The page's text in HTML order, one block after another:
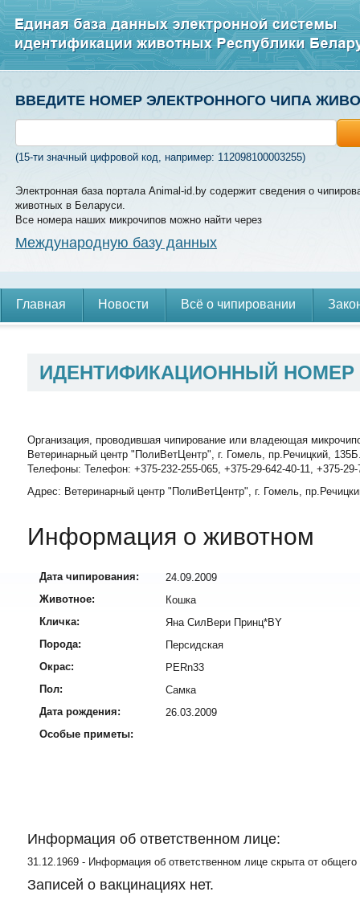
ВВЕДИТЕ НОМЕР ЭЛЕКТРОННОГО ЧИПА
(15-ти значный цифровой код, например: 112098100003255)
Электронная база портала Animal-id.by содержит сведения о
животных в Беларуси.
Все номера наших микрочипов можно найти через
Международную базу данных
Главная Новости Всё о чипировании
ИДЕНТИФИКАЦИОННЫЙ
Организация, проводившая чипирование или владеющая
Ветеринарный центр "ПолиВетЦентр", г. Гомель, пр.Речицкий,
Телефоны: Телефон: +375-232-255-065, +375-29-642-40-11, +375-29-
Адрес: Ветеринарный центр "ПолиВетЦентр", г. Гомель,
Информация о животном
Дата чипирования:
24.09.2009
Животное:
Кошка
Кличка:
Яна СилВери Принц*BY
Порода:
Персидская
Окрас:
PERn33
Пол:
Самка
Дата рождения:
26.03.2009
Особые приметы:
Информация об ответственном лице:
31.12.1969 - Информация об ответственном лице скрыта от общего
Записей о вакцинациях нет.